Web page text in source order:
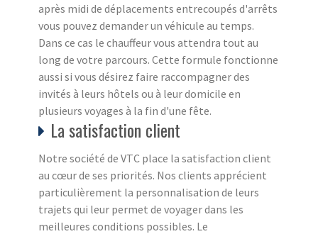
après midi de déplacements entrecoupés d'arrêts
vous pouvez demander un véhicule au temps.
Dans ce cas le chauffeur vous attendra tout au
long de votre parcours. Cette formule fonctionne
aussi si vous désirez faire raccompagner des
invités à leurs hôtels ou à leur domicile en
plusieurs voyages à la fin d'une fête.
La satisfaction client
Notre société de VTC place la satisfaction client
au cœur de ses priorités. Nos clients apprécient
particulièrement la personnalisation de leurs
trajets qui leur permet de voyager dans les
meilleures conditions possibles. Le